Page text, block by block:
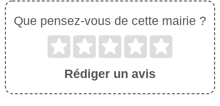
Que pensez-vous de cette mairie ?
Rédiger un avis